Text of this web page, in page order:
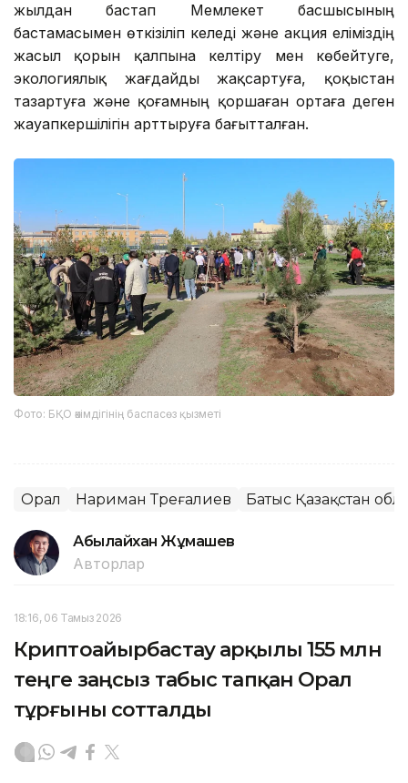
жылдан бастап Мемлекет басшысының
бастамасымен өткізіліп келеді және акция еліміздің
жасыл қорын қалпына келтіру мен көбейтуге,
экологиялық жағдайды жақсартуға, қоқыстан
тазартуға және қоғамның қоршаған ортаға деген
жауапкершілігін арттыруға бағытталған.
Фото: БҚО әкімдігінің баспасөз қызметі
Орал Нариман Төреғалиев Батыс Қазақстан
Абылайхан Жұмашев
Авторлар
18:16, 06 Тамыз 2026
Криптоайырбастау арқылы 155 млн
теңге заңсыз табыс тапқан Орал
тұрғыны сотталды